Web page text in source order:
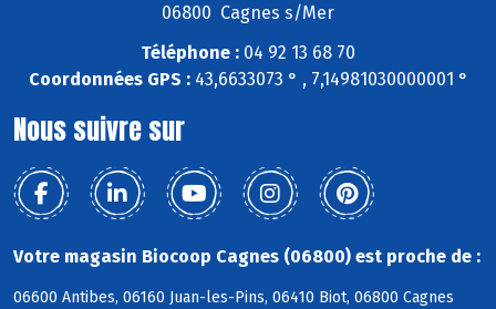
06800 Cagnes s/Mer
Téléphone : 04 92 13 68 70
Coordonnées GPS :43,6633073 ° , 7,14981030000001 °
Nous suivre sur
Votre magasin Biocoop Cagnes (06800) est proche de :
06600 Antibes, 06160 Juan-les-Pins, 06410 Biot, 06800 Cagnes